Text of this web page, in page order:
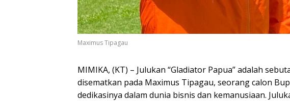
Maximus Tipagau
MIMIKA, (KT) – Julukan “Gladiator Papua” adalah
disematkan pada Maximus Tipagau, seorang calon
dedikasinya dalam dunia bisnis dan kemanusiaan.